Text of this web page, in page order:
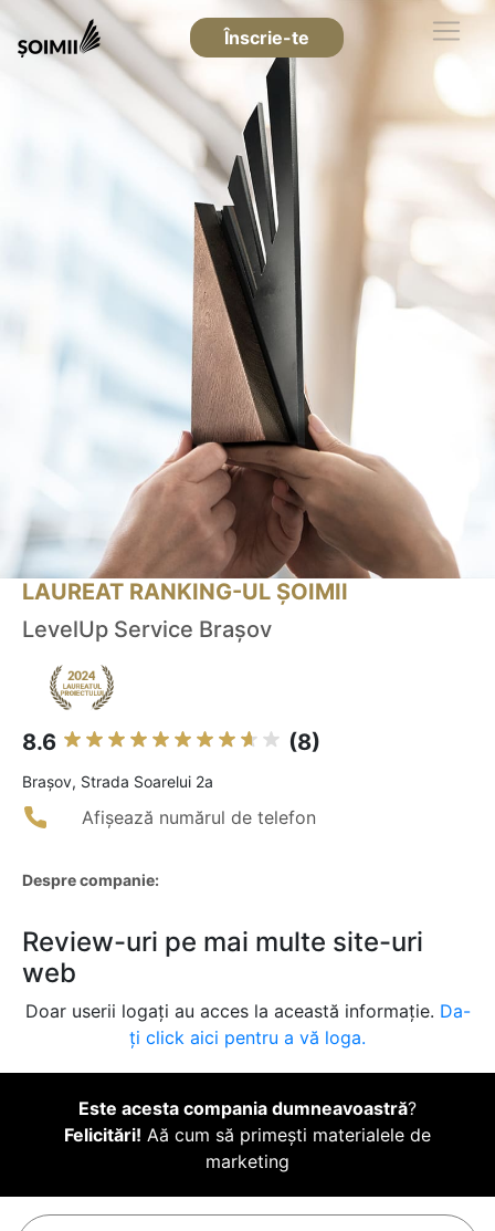
Înscrie-te
LAUREAT RANKING-UL ȘOIMII
LevelUp Service Brașov
8.6 (8)
Braşov, Strada Soarelui 2a
Afișează numărul de telefon
Despre companie:
Review-uri pe mai multe site-uri
web
Doar userii logați au acces la această informație. Da-
ți click aici pentru a vă loga.
Este acesta compania dumneavoastră?
Felicitări! Aă cum să primești materialele de
marketing